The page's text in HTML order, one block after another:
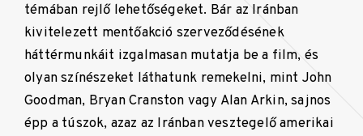
témában rejlő lehetőségeket. Bár az Iránban
kivitelezett mentőakció szerveződésének
háttérmunkáit izgalmasan mutatja be a film, és
olyan színészeket láthatunk remekelni, mint John
Goodman, Bryan Cranston vagy Alan Arkin, sajnos
épp a túszok, azaz az Iránban vesztegelő amerikai